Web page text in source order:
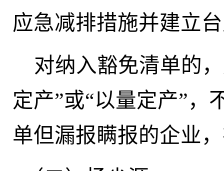
应急减排措施并建立
对纳入豁免清单的
定产”或“以量定产”，
单但漏报瞒报的企业